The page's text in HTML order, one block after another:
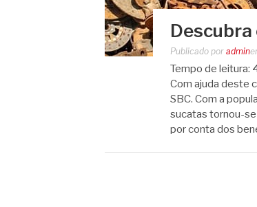
Descubra
Publicado por admin
Tempo de leitura:
Com ajuda deste
SBC. Com a
sucatas tornou-
por conta dos